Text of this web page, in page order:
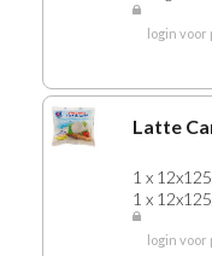
login voor
Latte
1 x
1 x
login voor